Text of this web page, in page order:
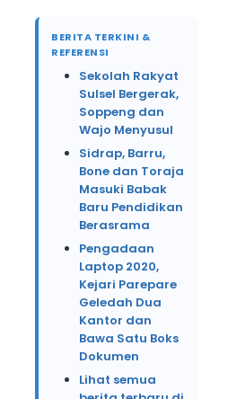
BERITA TERKINI &
REFERENSI
Sekolah Rakyat
Sulsel Bergerak,
Soppeng dan
Wajo Menyusul
Sidrap, Barru,
Bone dan Toraja
Masuki Babak
Baru Pendidikan
Berasrama
Pengadaan
Laptop 2020,
Kejari Parepare
Geledah Dua
Kantor dan
Bawa Satu Boks
Dokumen
Lihat semua